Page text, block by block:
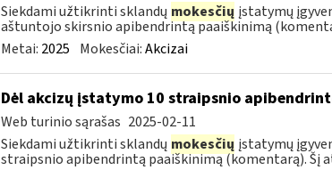
Siekdami užtikrinti sklandų mokesčių įstatymų
aštuntojo skirsnio apibendrintą paaiškinimą
Metai: 2025 Mokesčiai:Akcizai
Dėl akcizų įstatymo 10 straipsnio
Web turinio sąrašas 2025-02-11
Siekdami užtikrinti sklandų mokesčių įstatymų
straipsnio apibendrintą paaiškinimą (komentarą). Šį